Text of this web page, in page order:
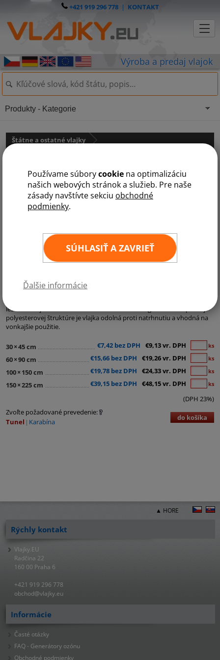
Používame súborycookie na optimalizáciu
našich webových stránok a služieb. Pre naše
zásady navštívte sekciu obchodné
podmienky.
SÚHLASIŤ A ZAVRIEŤ
Ďalšie informácie
+421 919 296 778| KONTAKT
Štátne a ostatné vlajky
Vlajka OSN
Kategórie:
lesklého vlajkového materiálu s hmotnosťou 120g/m2. Vďaka pevnej
polyesterovej štruktúre je vlajka odolná proti natrhnutiu a vhodná na
vonkajšie použitie.
30×45 cm €7,42 bez DPH €9,13 vr. DPH ks
60×90 cm €15,66 bez DPH €19,26 vr. DPH ks
100× 150 cm €19,78 bez DPH €24,33 vr. DPH ks
150×225 cm €39,15 bez DPH €48,15 vr. DPH ks
(DPH 23%)
Zvoľte požadované prevedenie:
Tunel
Karabína do košíka
Produkty - Kategorie
▲ HORE
Rýchly kontakt
Vlajky.EU
Radčina 22
160 00 Praha 6
+421 919 296 778
obchod@vlajky.eu
Informácie
Časté otázky
FAQ - Generátory ozónu
Obchodné podmienky